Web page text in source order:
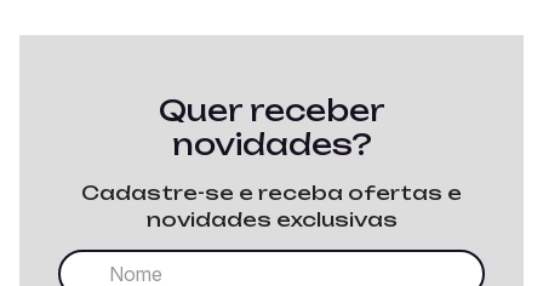
Quer receber
novidades?
Cadastre-se e receba ofertas e
novidades exclusivas